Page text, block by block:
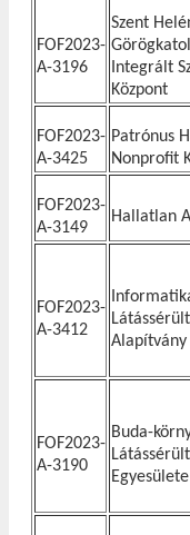
FOF2023-
A-3196
Szent
Integrált
Központ
FOF2023-
A-3425
Patrónus
Nonprofit
FOF2023-
A-3149
Hallatlan
FOF2023-
A-3412
Alapítvány
FOF2023-
A-3190
Buda-
Egyesülete